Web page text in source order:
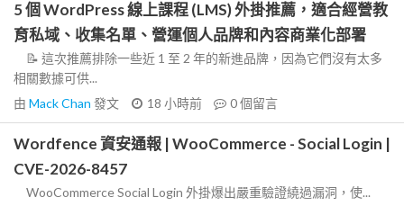
5 個 WordPress 線上課程 (LMS) 外掛推薦，適合經營教
育私域、收集名單、營運個人品牌和內容商業化部署
📝 這次推薦排除一些近 1 至 2 年的新進品牌，因為它們沒有太多
相關數據可供...
由 Mack Chan 發文 18 小時前 0個留言
Wordfence 資安通報 | WooCommerce - Social Login |
CVE-2026-8457
WooCommerce Social Login 外掛爆出嚴重驗證繞過漏洞，使...